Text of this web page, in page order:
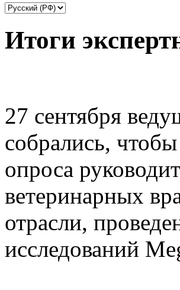
Итоги
27 сентября
собрались,
опроса
ветеринарных
отрасли,
исследований